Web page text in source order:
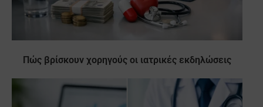
Πώς βρίσκουν χορηγούς οι ιατρικές εκδηλώσεις